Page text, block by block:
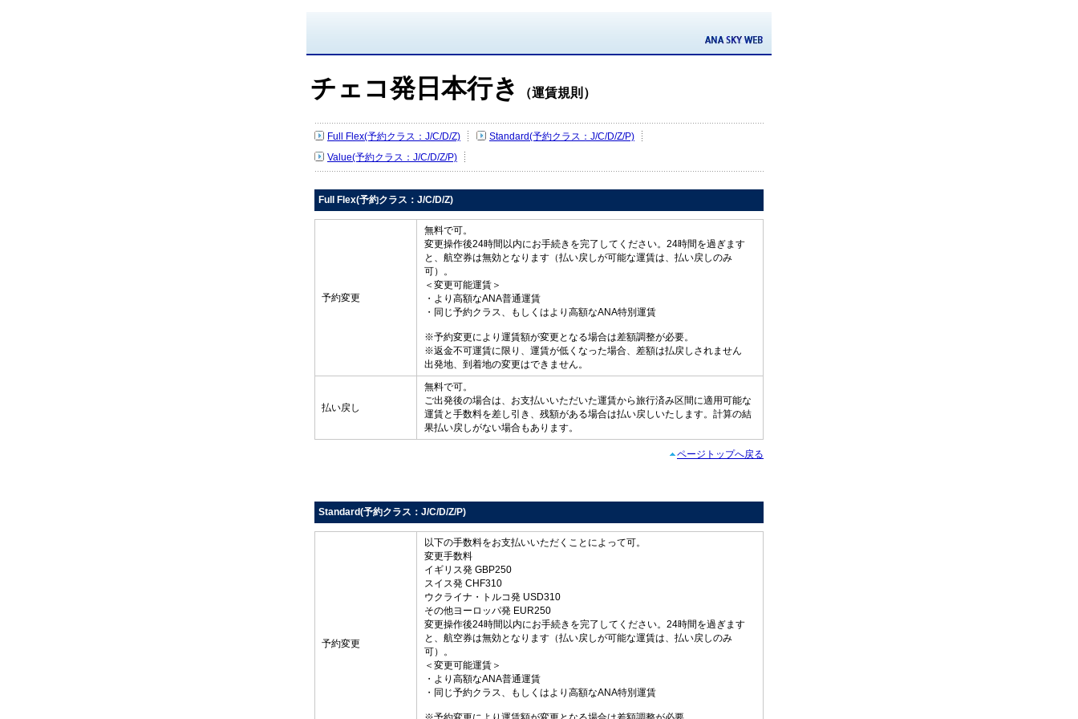
チェコ発日本行き （運賃規則）
Full Flex(予約クラス：J/C/D/Z)
Standard(予約クラス：J/C/D/Z/P)
Value(予約クラス：J/C/D/Z/P)
Full Flex(予約クラス：J/C/D/Z)
予約変更
無料で可。
変更操作後24時間以内にお手続きを完了してください。24時間を過ぎます
と、航空券は無効となります（払い戻しが可能な運賃は、払い戻しのみ
可）。
＜変更可能運賃＞
・より高額なANA普通運賃
・同じ予約クラス、もしくはより高額なANA特別運賃
※予約変更により運賃額が変更となる場合は差額調整が必要。
※返金不可運賃に限り、運賃が低くなった場合、差額は払戻しされません
出発地、到着地の変更はできません。
払い戻し
無料で可。
ご出発後の場合は、お支払いいただいた運賃から旅行済み区間に適用可能な
運賃と手数料を差し引き、残額がある場合は払い戻しいたします。計算の結
果払い戻しがない場合もあります。
ページトップへ戻る
Standard(予約クラス：J/C/D/Z/P)
予約変更
以下の手数料をお支払いいただくことによって可。
変更手数料
イギリス発 GBP250
スイス発 CHF310
ウクライナ・トルコ発 USD310
その他ヨーロッパ発 EUR250
変更操作後24時間以内にお手続きを完了してください。24時間を過ぎます
と、航空券は無効となります（払い戻しが可能な運賃は、払い戻しのみ
可）。
＜変更可能運賃＞
・より高額なANA普通運賃
・同じ予約クラス、もしくはより高額なANA特別運賃